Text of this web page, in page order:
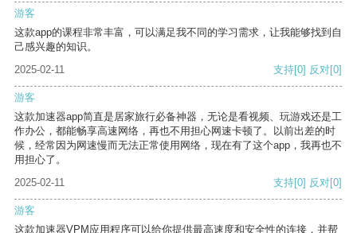
游客
这款app的课程非常丰富，可以满足我不同的学习需求，让我能够找到自
己感兴趣的知识。
2025-02-11
支持[0] 反对[0]
游客
这款加速器app简直是居家旅行必备神器，无论是看视频、玩游戏还是工
作办公，都能畅享高速网络，再也不用担心网速卡顿了。以前出差的时
候，经常因为网速慢而无法正常使用网络，现在有了这个app，我再也不
用担心了。
2025-02-11
支持[0] 反对[0]
游客
这款加速器VPM应用程序可以给你提供最高速度和安全性的连接，并帮